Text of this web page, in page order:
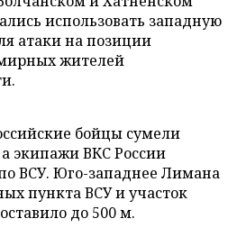
использовать западную
атаки на позиции
жителей
бойцы сумели
а экипажи ВКС России
ВСУ. Юго-западнее Лимана
пункта ВСУ и участок
до 500 м.